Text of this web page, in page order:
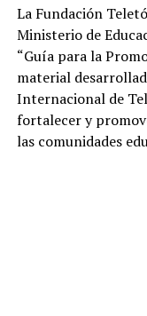
La Fundación
Ministerio de
“Guía para la
material
Internacional de
fortalecer y
las comunidades